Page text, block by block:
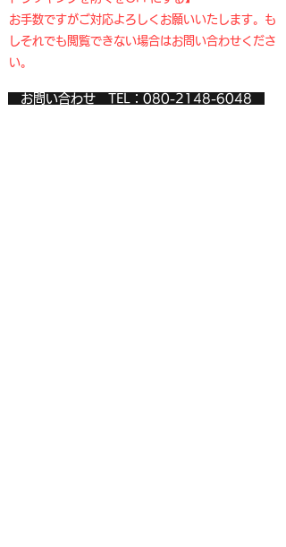
​お手数ですがご対応よろしくお願いいたします。も
しそれでも閲覧できない場合はお問い合わせくださ
い。
お問い合わせ TEL：080-2148-6048